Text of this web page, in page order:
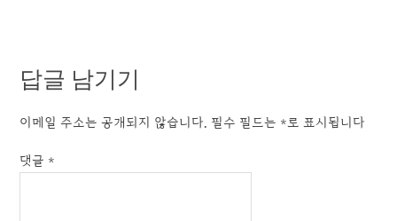
답글 남기기
이메일 주소는 공개되지 않습니다. 필수 필드는 *로 표시됩니다
댓글 *